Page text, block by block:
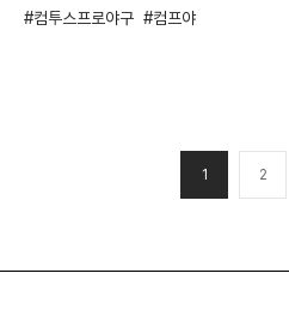
컴투스프로야구
컴프야
1 2